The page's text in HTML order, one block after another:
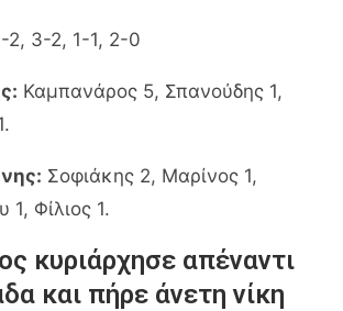
2, 3-2, 1-1, 2-0
Καμπανάρος 5, Σπανούδης 1,
Σοφιάκης 2, Μαρίνος 1,
1, Φίλιος 1.
κυριάρχησε απέναντι
και πήρε άνετη νίκη